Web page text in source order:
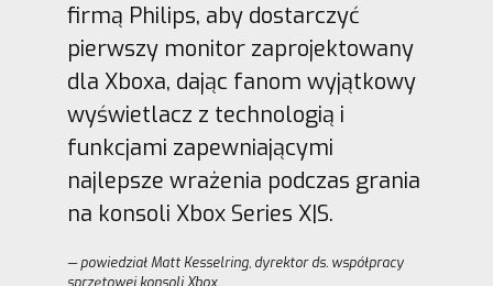
firmą Philips, aby dostarczyć
pierwszy monitor zaprojektowany
dla Xboxa, dając fanom wyjątkowy
wyświetlacz z technologią i
funkcjami zapewniającymi
najlepsze wrażenia podczas grania
na konsoli Xbox Series X|S.
— powiedział Matt Kesselring, dyrektor ds. współpracy